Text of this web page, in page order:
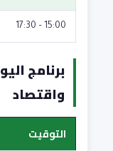
15:00 – 17:30
واقتصاد
التوقيت